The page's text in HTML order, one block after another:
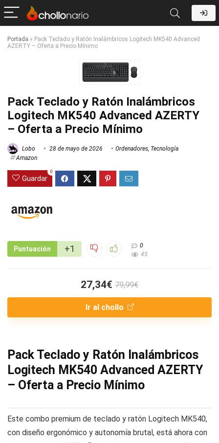
Portada » Pack Teclado y Ratón Inalámbricos Logitech MK540 Advanced
AZERTY – Oferta a Precio Mínimo
Pack Teclado y Ratón Inalámbricos
Logitech MK540 Advanced AZERTY
– Oferta a Precio Mínimo
Lobo 28 de mayo de 2026 Ordenadores Tecnología
Amazon
Guardar
0
Puntuación +1
0
45
27,34€ 79,99€
Ir al chollo
Pack Teclado y Ratón Inalámbricos
Logitech MK540 Advanced AZERTY
– Oferta a Precio Mínimo
Este combo premium de teclado y ratón Logitech MK540,
con diseño ergonómico y autonomía brutal, está ahora con